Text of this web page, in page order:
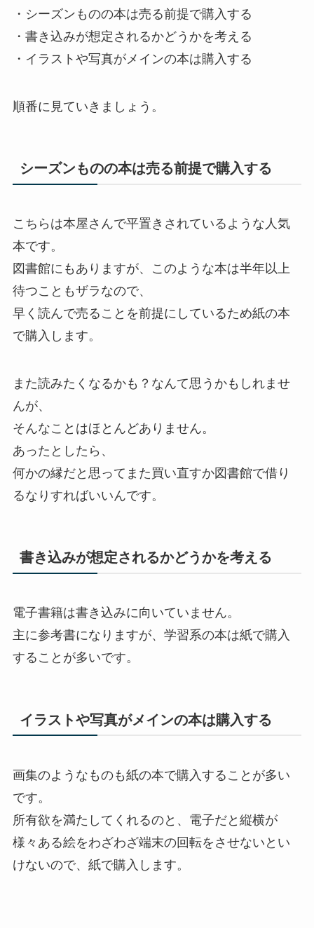
・シーズンものの本は売る前提で購入する
・書き込みが想定されるかどうかを考える
・イラストや写真がメインの本は購入する
順番に見ていきましょう。
シーズンものの本は売る前提で購入する
こちらは本屋さんで平置きされているような人気
本です。
図書館にもありますが、このような本は半年以上
待つこともザラなので、
早く読んで売ることを前提にしているため紙の本
で購入します。
また読みたくなるかも？なんて思うかもしれませ
んが、
そんなことはほとんどありません。
あったとしたら、
何かの縁だと思ってまた買い直すか図書館で借り
るなりすればいいんです。
書き込みが想定されるかどうかを考える
電子書籍は書き込みに向いていません。
主に参考書になりますが、学習系の本は紙で購入
することが多いです。
イラストや写真がメインの本は購入する
画集のようなものも紙の本で購入することが多い
です。
所有欲を満たしてくれるのと、電子だと縦横が
様々ある絵をわざわざ端末の回転をさせないとい
けないので、紙で購入します。